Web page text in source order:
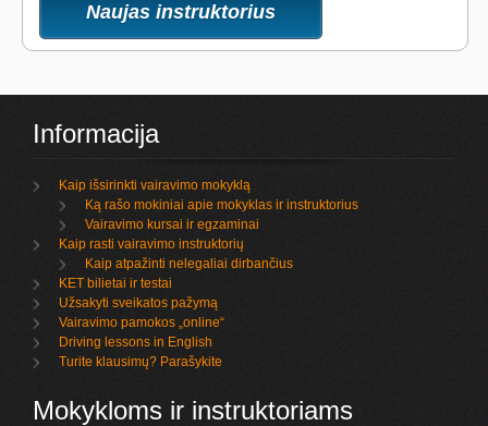
Naujas instruktorius
Informacija
Kaip išsirinkti vairavimo mokyklą
Ką rašo mokiniai apie mokyklas ir instruktorius
Vairavimo kursai ir egzaminai
Kaip rasti vairavimo instruktorių
Kaip atpažinti nelegaliai dirbančius
KET bilietai ir testai
Užsakyti sveikatos pažymą
Vairavimo pamokos „online“
Driving lessons in English
Turite klausimų? Parašykite
Mokykloms ir instruktoriams